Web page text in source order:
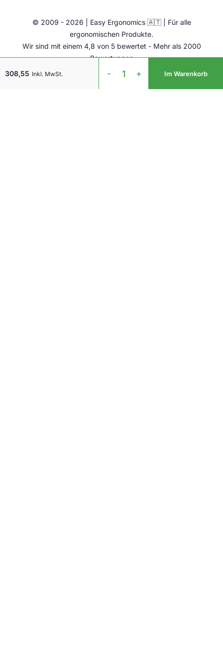
308,55 Inkl. MwSt.
SliderMouse
- + Im Warenkorb
Übrige
© 2009 - 2026 | Easy Ergonomics 🇦🇹 | Für alle
ergonomischen Produkte.
Wir sind mit einem 4,8 von 5 bewertet - Mehr als 2000
Bewertungen